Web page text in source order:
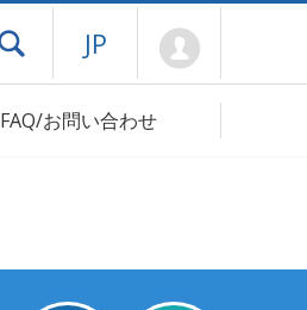
ドロワーメニューを開く
JP
FAQ/お問い合わせ